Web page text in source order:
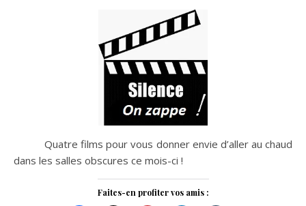
Quatre films pour vous donner envie d’aller au chaud
dans les salles obscures ce mois-ci !
Faites-en profiter vos amis :